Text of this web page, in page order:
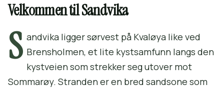
Velkommen til Sandvika
S andvika ligger sørvest på Kvaløya like ved
Brensholmen, et lite kystsamfunn langs den
kystveien som strekker seg utover mot
Sommarøy. Stranden er en bred sandsone som